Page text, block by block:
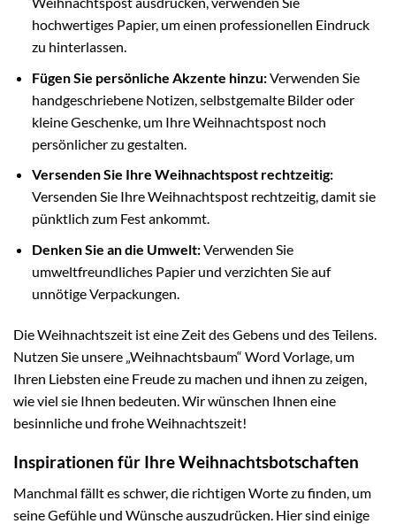
hochwertiges Papier, um einen professionellen Eindruck
zu hinterlassen.
Fügen Sie persönliche Akzente hinzu:Verwenden Sie
handgeschriebene Notizen, selbstgemalte Bilder oder
kleine Geschenke, um Ihre Weihnachtspost noch
persönlicher zu gestalten.
Versenden Sie Ihre Weihnachtspost rechtzeitig:
Versenden Sie Ihre Weihnachtspost rechtzeitig, damit sie
pünktlich zum Fest ankommt.
Denken Sie an die Umwelt:Verwenden Sie
umweltfreundliches Papier und verzichten Sie auf
unnötige Verpackungen.
Die Weihnachtszeit ist eine Zeit des Gebens und des Teilens.
Nutzen Sie unsere „Weihnachtsbaum“ Word Vorlage, um
Ihren Liebsten eine Freude zu machen und ihnen zu zeigen,
wie viel sie Ihnen bedeuten. Wir wünschen Ihnen eine
besinnliche und frohe Weihnachtszeit!
Inspirationen für Ihre Weihnachtsbotschaften
Manchmal fällt es schwer, die richtigen Worte zu finden, um
seine Gefühle und Wünsche auszudrücken. Hier sind einige